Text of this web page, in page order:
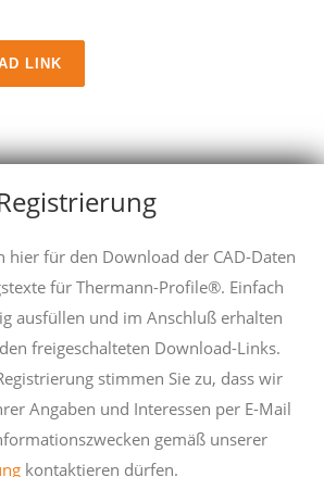
hier für den Download der CAD-Daten
für Thermann-Profile®. Einfach
ausfüllen und im Anschluß erhalten
freigeschalteten Download-Links.
stimmen Sie zu, dass wir
Angaben und Interessen per E-Mail
gemäß unserer
kontaktieren dürfen.